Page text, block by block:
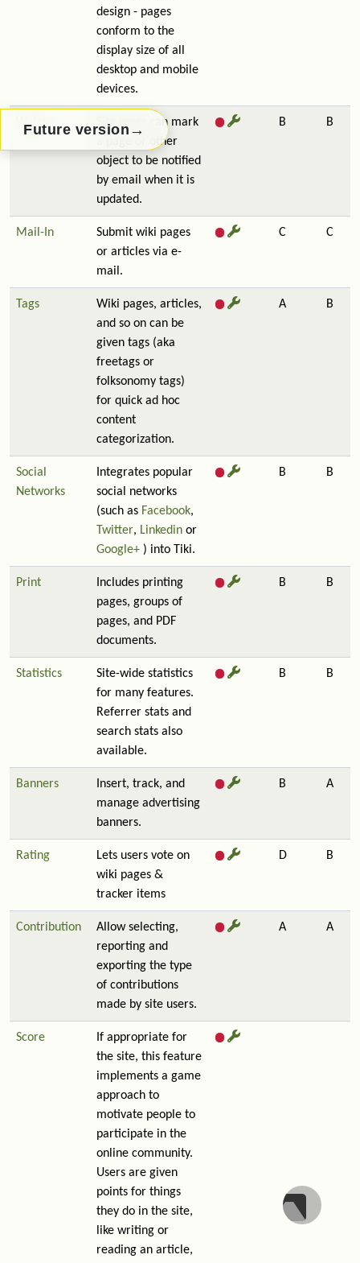
design - pages
conform to the
display size of all
desktop and mobile
devices.
Watch
Site users can mark
a page or other
object to be notified
by email when it is
updated.
B B
Mail-In
Submit wiki pages
or articles via e-
mail.
C C
Tags
Wiki pages, articles,
and so on can be
given tags (aka
freetags or
folksonomy tags)
for quick ad hoc
content
categorization.
A B
Social
Networks
Integrates popular
social networks
(such as Facebook,
Twitter, Linkedin or
Google+ ) into Tiki.
B B
Print
Includes printing
pages, groups of
pages, and PDF
documents.
B B
Statistics
Site-wide statistics
for many features.
Referrer stats and
search stats also
available.
B B
Banners
Insert, track, and
manage advertising
banners.
B A
Rating
Lets users vote on
wiki pages &
tracker items
D B
Contribution
Allow selecting,
reporting and
exporting the type
of contributions
made by site users.
A A
Score
If appropriate for
the site, this feature
implements a game
approach to
motivate people to
participate in the
online community.
Users are given
points for things
they do in the site,
like writing or
reading an article,
Future version →